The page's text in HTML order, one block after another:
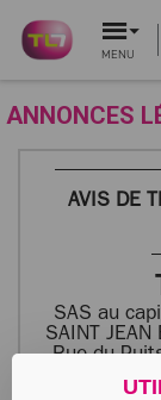
MENU
ANNONCES
AVIS DE
SAS au
SAINT JEAN
Rue du